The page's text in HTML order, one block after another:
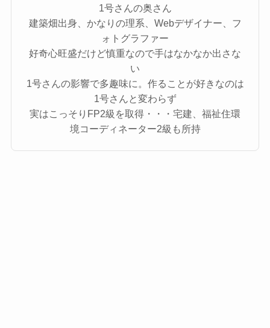
1号さんの奥さん
建築畑出身、かなりの理系、Webデザイナー、フ
ォトグラファー
好奇心旺盛だけど慎重なので手はなかなか出さな
い
1号さんの影響で多趣味に。作ることが好きなのは
1号さんと変わらず
実はこっそりFP2級を取得・・・宅建、福祉住環
境コーディネーター2級も所持